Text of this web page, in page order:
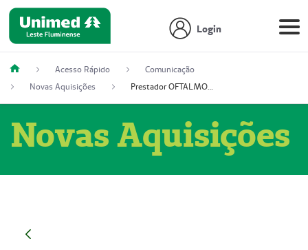
Login
Acesso Rápido
Comunicação
Novas Aquisições
Prestador OFTALMOCLÍNICA SÃO GONÇALO (55004164-2)
Novas Aquisições